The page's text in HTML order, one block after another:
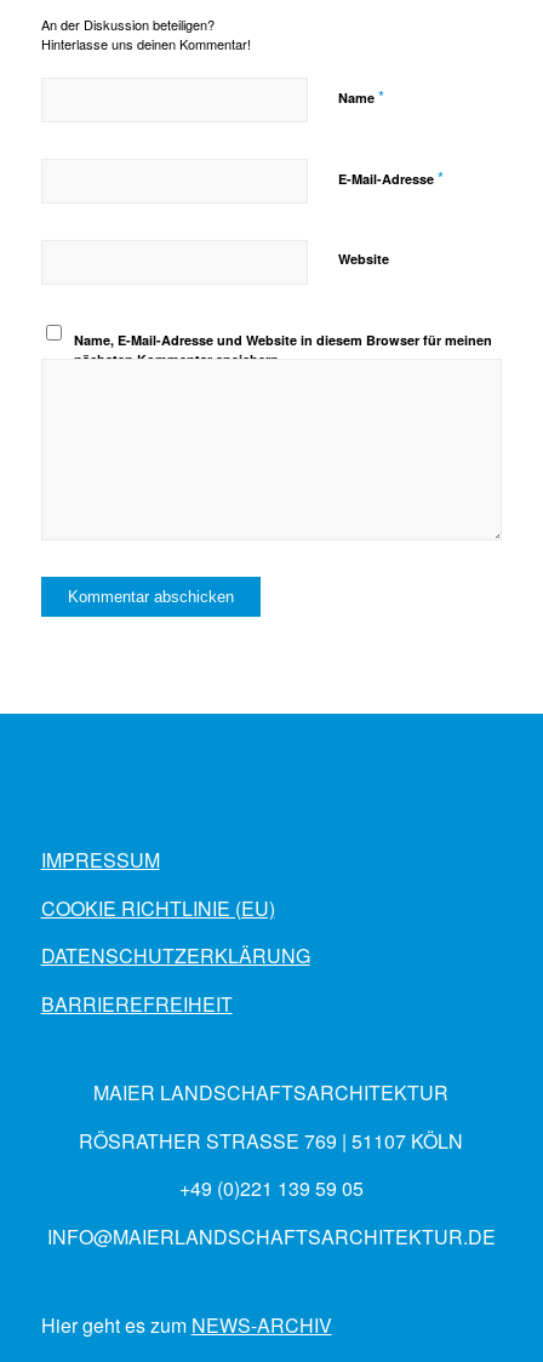
An der Diskussion beteiligen?
Hinterlasse uns deinen Kommentar!
Name *
E-Mail-Adresse *
Website
Name, E-Mail-Adresse und Website in diesem Browser für meinen
nächsten Kommentar speichern.
IMPRESSUM
COOKIE RICHTLINIE (EU)
DATENSCHUTZERKLÄRUNG
BARRIEREFREIHEIT
MAIER LANDSCHAFTSARCHITEKTUR
RÖSRATHER STRASSE 769 | 51107 KÖLN
+49 (0)221 139 59 05
INFO@MAIERLANDSCHAFTSARCHITEKTUR.DE
Hier geht es zum NEWS-ARCHIV